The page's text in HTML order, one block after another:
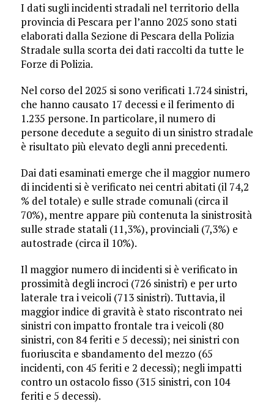
I dati sugli incidenti stradali nel territorio della
provincia di Pescara per l’anno 2025 sono stati
elaborati dalla Sezione di Pescara della Polizia
Stradale sulla scorta dei dati raccolti da tutte le
Forze di Polizia.
Nel corso del 2025 si sono verificati 1.724 sinistri,
che hanno causato 17 decessi e il ferimento di
1.235 persone. In particolare, il numero di
persone decedute a seguito di un sinistro stradale
è risultato più elevato degli anni precedenti.
Dai dati esaminati emerge che il maggior numero
di incidenti si è verificato nei centri abitati (il 74,2
% del totale) e sulle strade comunali (circa il
70%), mentre appare più contenuta la sinistrosità
sulle strade statali (11,3%), provinciali (7,3%) e
autostrade (circa il 10%).
Il maggior numero di incidenti si è verificato in
prossimità degli incroci (726 sinistri) e per urto
laterale tra i veicoli (713 sinistri). Tuttavia, il
maggior indice di gravità è stato riscontrato nei
sinistri con impatto frontale tra i veicoli (80
sinistri, con 84 feriti e 5 decessi); nei sinistri con
fuoriuscita e sbandamento del mezzo (65
incidenti, con 45 feriti e 2 decessi); negli impatti
contro un ostacolo fisso (315 sinistri, con 104
feriti e 5 decessi).